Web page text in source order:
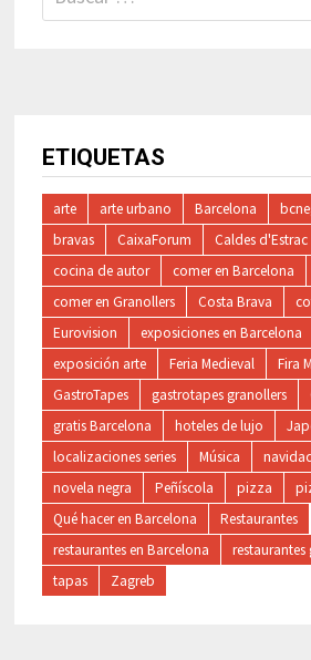
ETIQUETAS
arte arte urbano Barcelona
bravas
CaixaForum Caldes d'Estrac
cocina de autor
comer en Barcelona
comer en Granollers
Costa Brava
Eurovision
exposiciones en Barcelona
exposición arte
Feria Medieval
Fira
GastroTapes
gastrotapes granollers
gratis Barcelona
hoteles de lujo
localizaciones series
Música
novela negra
Peñíscola pizza
Qué hacer en Barcelona
Restaurantes
restaurantes en Barcelona
restaurantes
tapas
Zagreb